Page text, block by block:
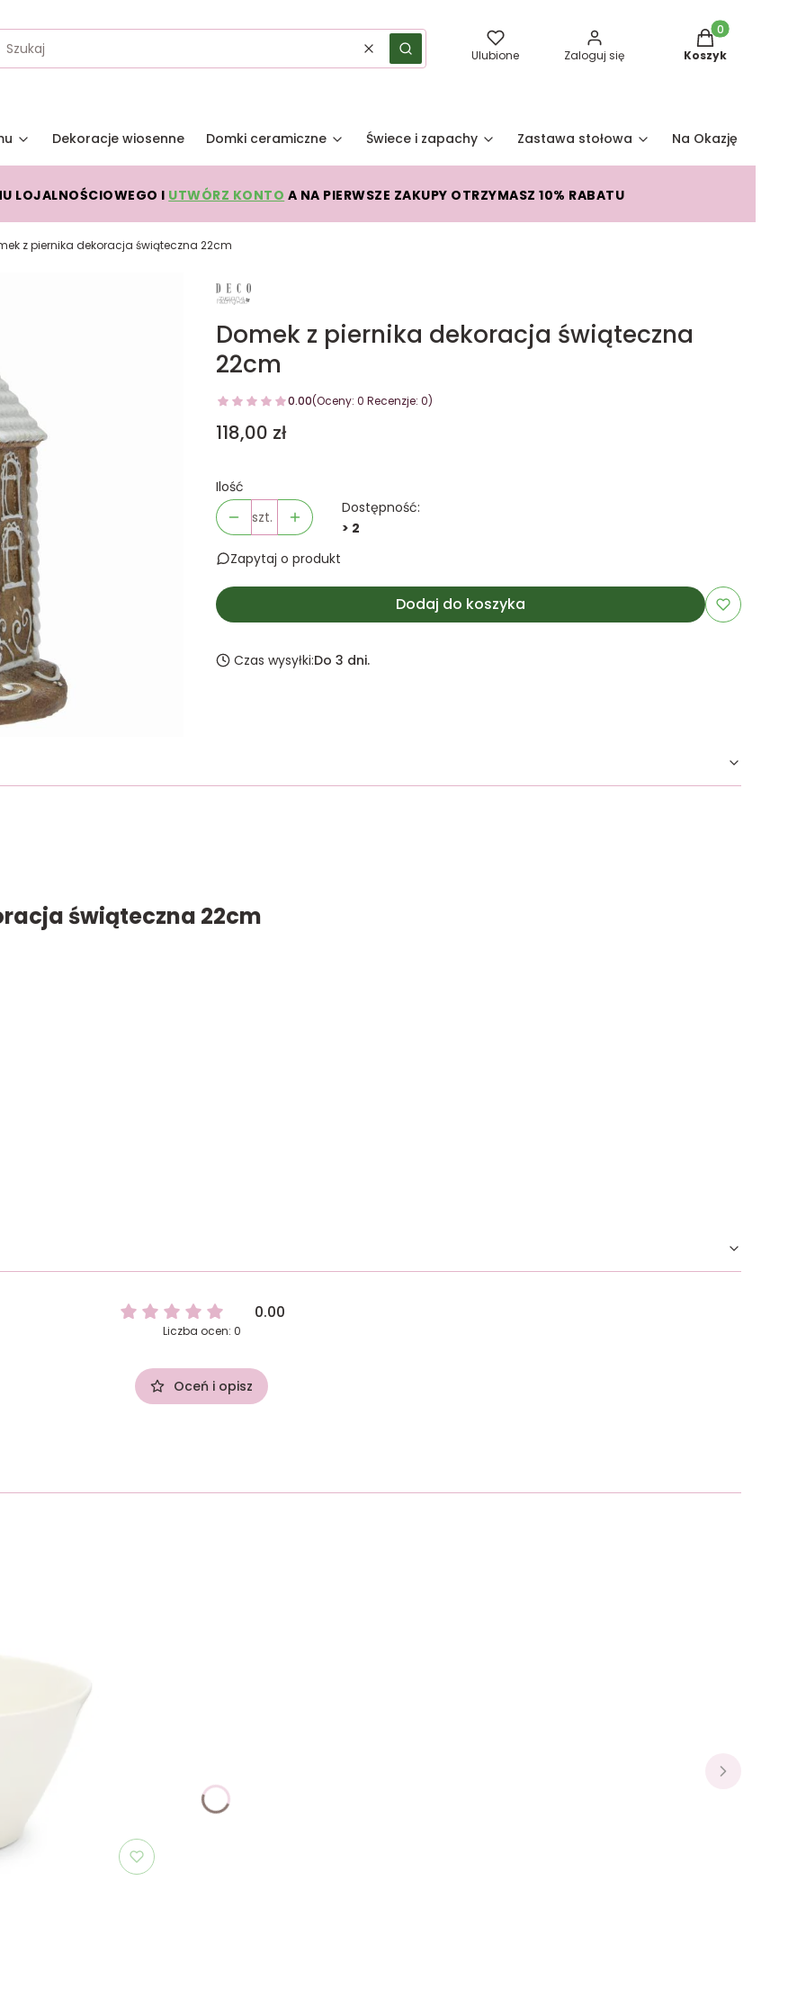
WyczyśćSzukaj Ulubione Zaloguj się
Produkty w
Koszyk
Dekoracje wiosenne Domki ceramiczne Świece i zapachy Zastawa stołowa Na Okazję
LOJALNOŚCIOWEGO I UTWÓRZ KONTO A NA PIERWSZE ZAKUPY OTRZYMASZ 10% RABATU
z piernika dekoracja świąteczna 22cm
Domek z piernika dekoracja świąteczna
22cm
0.00(Oceny: 0 Recenzje: 0)
Cena
118,00 zł
Ilość
szt.
Dostępność:
> 2
Zapytaj o produkt
Dodaj do koszyka
Czas wysyłki:Do 3 dni.
świąteczna 22cm
0.00
Liczba ocen: 0
Oceń i opisz